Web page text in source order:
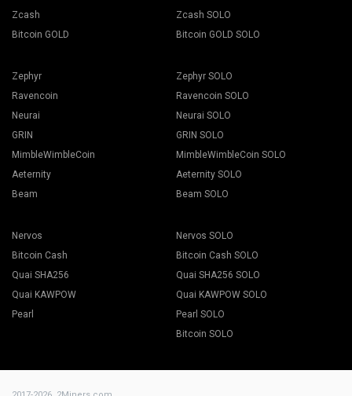
Zcash
Bitcoin GOLD
Zcash SOLO
Bitcoin GOLD SOLO
Zephyr
Ravencoin
Neurai
GRIN
MimbleWimbleCoin
Aeternity
Beam
Zephyr SOLO
Ravencoin SOLO
Neurai SOLO
GRIN SOLO
MimbleWimbleCoin SOLO
Aeternity SOLO
Beam SOLO
Nervos
Bitcoin Cash
Quai SHA256
Quai KAWPOW
Pearl
Nervos SOLO
Bitcoin Cash SOLO
Quai SHA256 SOLO
Quai KAWPOW SOLO
Pearl SOLO
Bitcoin SOLO